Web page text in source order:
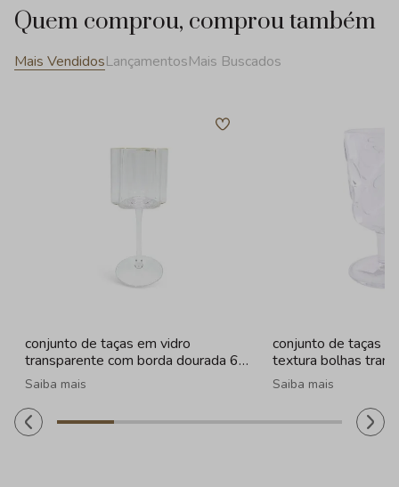
Quem comprou, comprou também
Mais VendidosLançamentosMais Buscados
conjunto de taças em vidro
transparente com borda dourada 6
peças - 330ml
Saiba mais
conjunto de taças
textura bolhas
- 260ml
Saiba mais